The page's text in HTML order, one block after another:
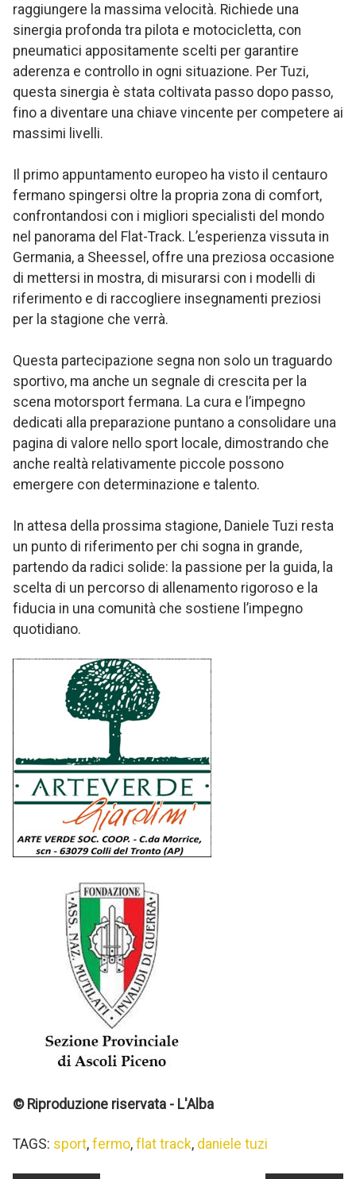
raggiungere la massima velocità. Richiede una
sinergia profonda tra pilota e motocicletta, con
pneumatici appositamente scelti per garantire
aderenza e controllo in ogni situazione. Per Tuzi,
questa sinergia è stata coltivata passo dopo passo,
fino a diventare una chiave vincente per competere ai
massimi livelli.
Il primo appuntamento europeo ha visto il centauro
fermano spingersi oltre la propria zona di comfort,
confrontandosi con i migliori specialisti del mondo
nel panorama del Flat-Track. L’esperienza vissuta in
Germania, a Sheessel, offre una preziosa occasione
di mettersi in mostra, di misurarsi con i modelli di
riferimento e di raccogliere insegnamenti preziosi
per la stagione che verrà.
Questa partecipazione segna non solo un traguardo
sportivo, ma anche un segnale di crescita per la
scena motorsport fermana. La cura e l’impegno
dedicati alla preparazione puntano a consolidare una
pagina di valore nello sport locale, dimostrando che
anche realtà relativamente piccole possono
emergere con determinazione e talento.
In attesa della prossima stagione, Daniele Tuzi resta
un punto di riferimento per chi sogna in grande,
partendo da radici solide: la passione per la guida, la
scelta di un percorso di allenamento rigoroso e la
fiducia in una comunità che sostiene l’impegno
quotidiano.
© Riproduzione riservata - L'Alba
TAGS: sport, fermo, flat track, daniele tuzi